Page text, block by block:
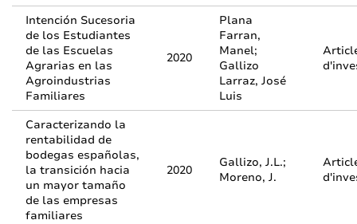
Intención Sucesoria
de los Estudiantes
de las Escuelas
Agrarias en las
Agroindustrias
Familiares
2020
Plana
Farran,
Manel;
Gallizo
Larraz, José
Luis
Caracterizando la
rentabilidad de
bodegas españolas,
la transición hacia
un mayor tamaño
de las empresas
familiares
2020
Gallizo, J.L.;
Moreno, J.